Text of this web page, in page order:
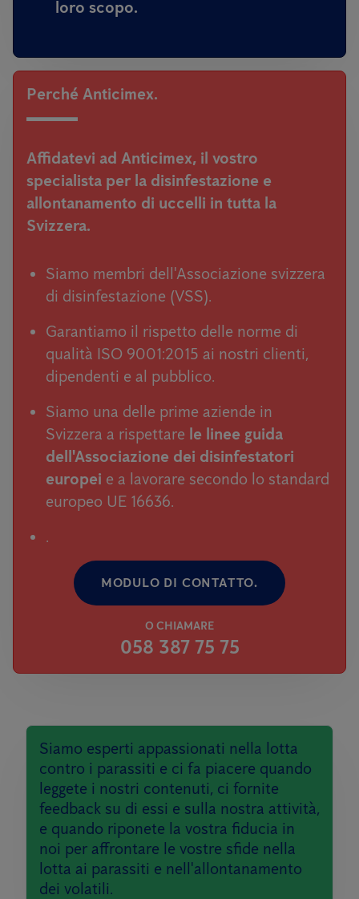
loro scopo.
Perché Anticimex.
Affidatevi ad Anticimex, il vostro
specialista per la disinfestazione e
allontanamento di uccelli in tutta la
Svizzera.
Siamo membri dell'Associazione svizzera
di disinfestazione (VSS).
Garantiamo il rispetto delle norme di
qualità ISO 9001:2015 ai nostri clienti,
dipendenti e al pubblico.
Siamo una delle prime aziende in
Svizzera a rispettare le linee guida
dell'Associazione dei disinfestatori
europei e a lavorare secondo lo standard
europeo UE 16636.
.
MODULO DI CONTATTO.
O CHIAMARE
058 387 75 75
Siamo esperti appassionati nella lotta
contro i parassiti e ci fa piacere quando
leggete i nostri contenuti, ci fornite
feedback su di essi e sulla nostra attività,
e quando riponete la vostra fiducia in
noi per affrontare le vostre sfide nella
lotta ai parassiti e nell'allontanamento
dei volatili.